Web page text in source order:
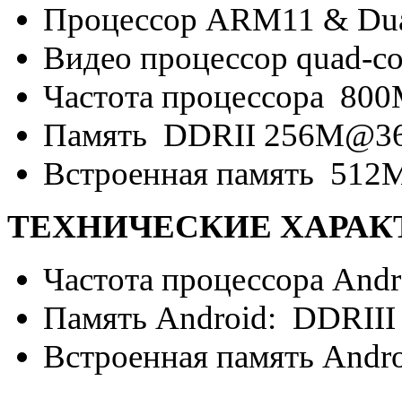
Процессор ARM11 &
Видео процессор quad-
Частота процессора
Память DDRII
Встроенная память
ТЕХНИЧЕСКИЕ
Частота процессора
Память Android: DDRIII
Встроенная память